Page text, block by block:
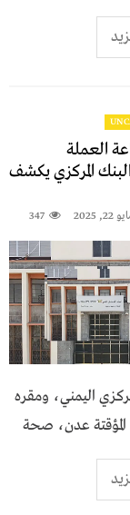
العملة
المركزي يكشف
22, 2025
347
اليمني، ومقره
عدن، صحة